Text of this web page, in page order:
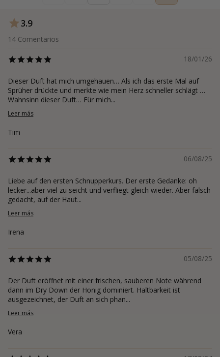
3.9
14 Comentarios
18/01/26
Dieser Duft hat mich umgehauen… Als ich das erste Mal auf
Sprüher drückte und merkte wie mein Herz schneller schlägt …
Wahnsinn dieser Duft… Für mich...
Leer más
Tim
06/08/25
Liebe auf den ersten Schnupperkurs. Der erste Gedanke: oh
lecker...aber viel zu seicht und verfliegt gleich wieder. Aber falsch
gedacht, auf der Haut...
Leer más
Irena
05/08/25
Der Duft eröffnet mit einer frischen, sauberen Note während
dann im Dry Down der Honig dominiert. Haltbarkeit ist
ausgezeichnet, der Duft an sich phan...
Leer más
Vera